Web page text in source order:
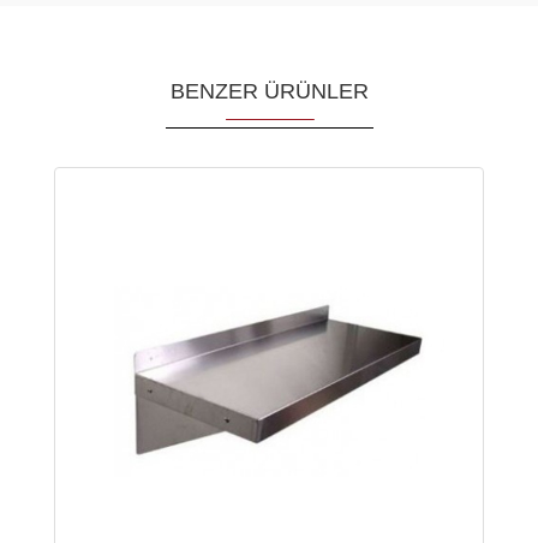
BENZER ÜRÜNLER